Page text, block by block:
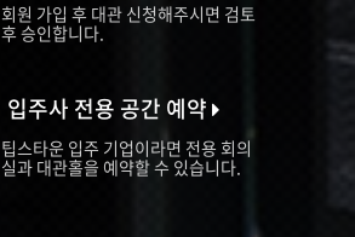
회원 가입 후 대관 신청해주시면 검토
후 승인합니다.
입주사 전용 공간 예약
팁스타운 입주 기업이라면 전용 회의
실과 대관홀을 예약할 수 있습니다.